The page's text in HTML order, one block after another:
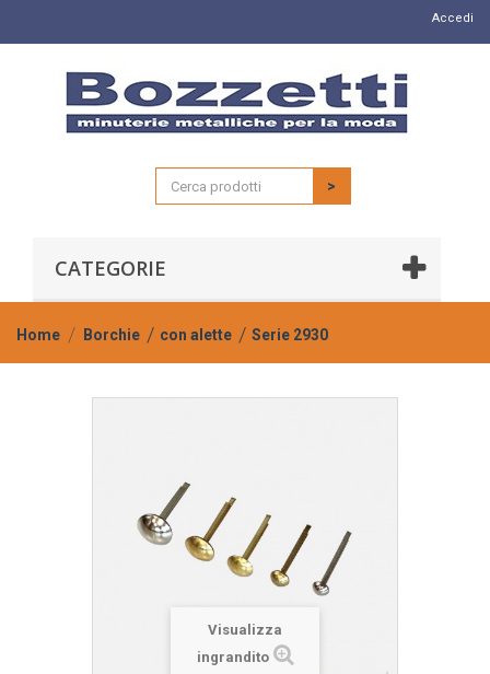
Accedi
>
CATEGORIE
Home Borchie con alette Serie 2930
Visualizza
ingrandito